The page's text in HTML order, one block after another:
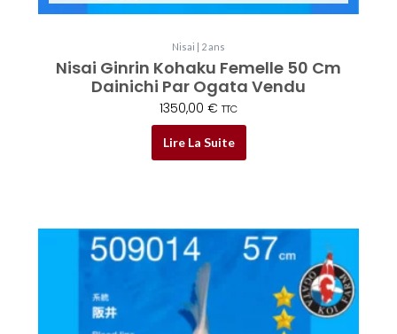
Nisai | 2 ans
Nisai Ginrin Kohaku Femelle 50 Cm
Dainichi Par Ogata Vendu
1350,00 € TTC
Lire La Suite